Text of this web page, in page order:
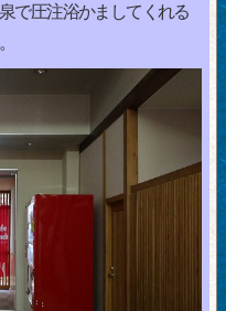
で圧注浴かましてくれる